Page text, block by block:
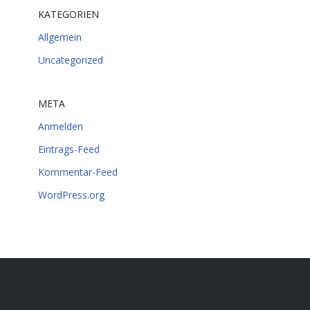
KATEGORIEN
Allgemein
Uncategorized
META
Anmelden
Eintrags-Feed
Kommentar-Feed
WordPress.org